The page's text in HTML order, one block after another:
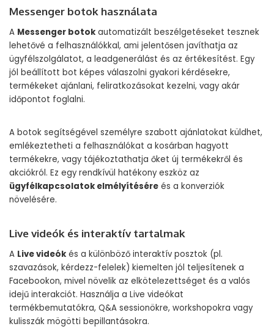
Messenger botok használata
A Messenger botok automatizált beszélgetéseket tesznek
lehetővé a felhasználókkal, ami jelentősen javíthatja az
ügyfélszolgálatot, a leadgenerálást és az értékesítést. Egy
jól beállított bot képes válaszolni gyakori kérdésekre,
termékeket ajánlani, feliratkozásokat kezelni, vagy akár
időpontot foglalni.
A botok segítségével személyre szabott ajánlatokat küldhet,
emlékeztetheti a felhasználókat a kosárban hagyott
termékekre, vagy tájékoztathatja őket új termékekről és
akciókról. Ez egy rendkívül hatékony eszköz az
ügyfélkapcsolatok elmélyítésére és a konverziók
növelésére.
Live videók és interaktív tartalmak
A Live videók és a különböző interaktív posztok (pl.
szavazások, kérdezz-felelek) kiemelten jól teljesítenek a
Facebookon, mivel növelik az elkötelezettséget és a valós
idejű interakciót. Használja a Live videókat
termékbemutatókra, Q&A sessionökre, workshopokra vagy
kulisszák mögötti bepillantásokra.